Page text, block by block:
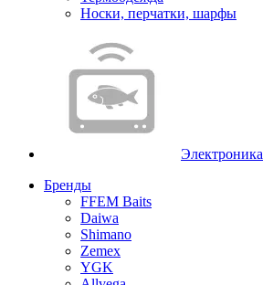
Носки, перчатки, шарфы
Электроника
Бренды
FFEM Baits
Daiwa
Shimano
Zemex
YGK